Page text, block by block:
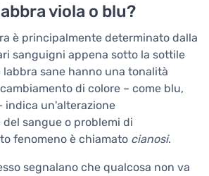
viola o blu?
è principalmente determinato dalla
sanguigni appena sotto la sottile
labbra sane hanno una tonalità
di colore – come blu,
indica un'alterazione
sangue o problemi di
fenomeno è chiamato cianosi.
segnalano che qualcosa non va